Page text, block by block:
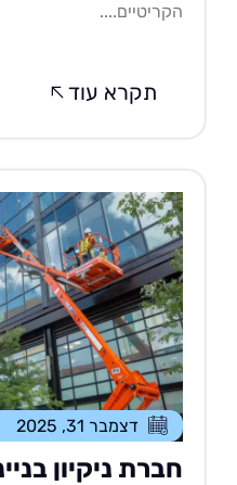
תקרא עוד
דצמבר 31, 2025
ניקיון בניינים